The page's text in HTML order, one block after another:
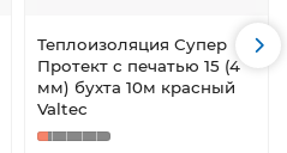
Теплоизоляция Супер
Протект с печатью 15 (4
мм) бухта 10м красный
Valtec